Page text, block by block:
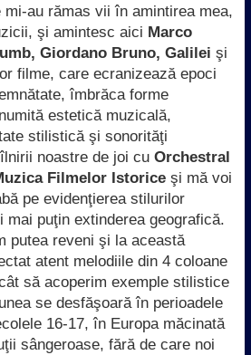
au rămas vii în amintirea mea,
şi amintesc aici Marco
Giordano Bruno, Galilei şi
filme, care ecranizează epoci
îmbrăca forme
estetică muzicală,
stilistică şi sonorităţi
noastre de joi cu Orchestral
Filmelor Istoriceşi mă voi
pe evidenţierea stilurilor
mai puţin extinderea geografică.
putea reveni şi la această
atent melodiile din 4 coloane
să acoperim exemple stilistice
se desfăşoară în perioadele
16-17, în Europa măcinată
sângeroase, fără de care noi